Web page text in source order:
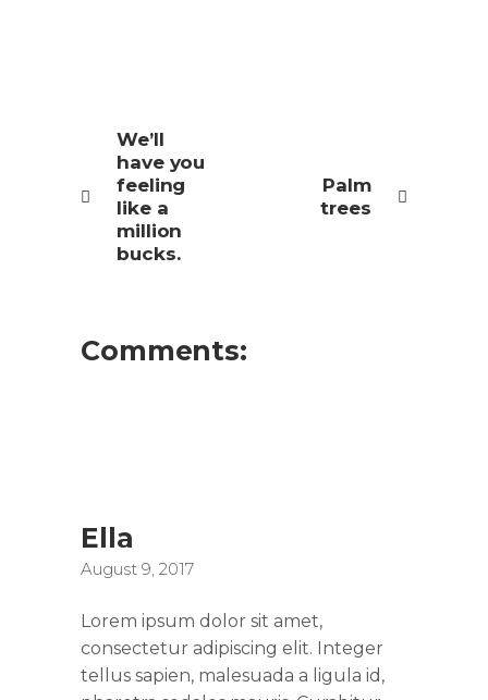
We’ll
have you
feeling
like a
million
bucks.
Palm
trees
Comments:
Ella
August 9, 2017
Lorem ipsum dolor sit amet,
consectetur adipiscing elit. Integer
tellus sapien, malesuada a ligula id,